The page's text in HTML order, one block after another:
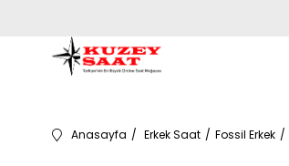
Anasayfa Erkek Saat Fossil Erkek